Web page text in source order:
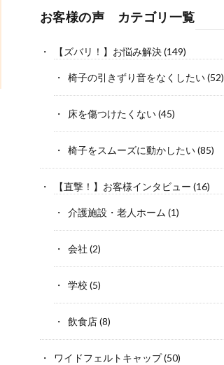
お客様の声 カテゴリ一覧
【ズバリ！】お悩み解決(149)
椅子の引きずり音をなくしたい(52)
床を傷つけたくない(45)
椅子をスムーズに動かしたい(85)
【直撃！】お客様インタビュー (16)
介護施設・老人ホーム (1)
会社 (2)
学校 (5)
飲食店(8)
ワイドフェルトキャップ(50)